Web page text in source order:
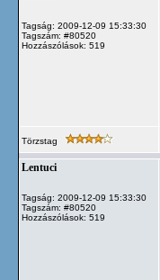
Tagság: 2009-12-09 15:33:30
Tagszám: #80520
Hozzászólások: 519
Törzstag
Lentuci
Tagság: 2009-12-09 15:33:30
Tagszám: #80520
Hozzászólások: 519